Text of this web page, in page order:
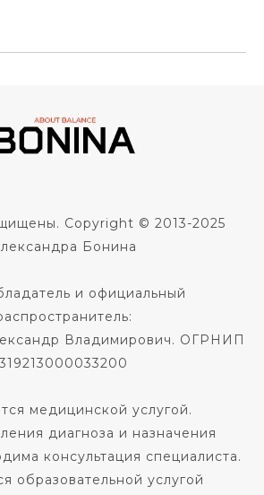
Copyright © 2013-2025
Бонина
и официальный
Владимирович. ОГРНИП
319213000033200
медицинской услугой.
диагноза и назначения
консультация специалиста.
образовательной услугой